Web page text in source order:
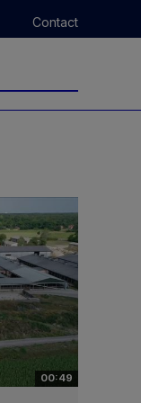
Contact
00:49